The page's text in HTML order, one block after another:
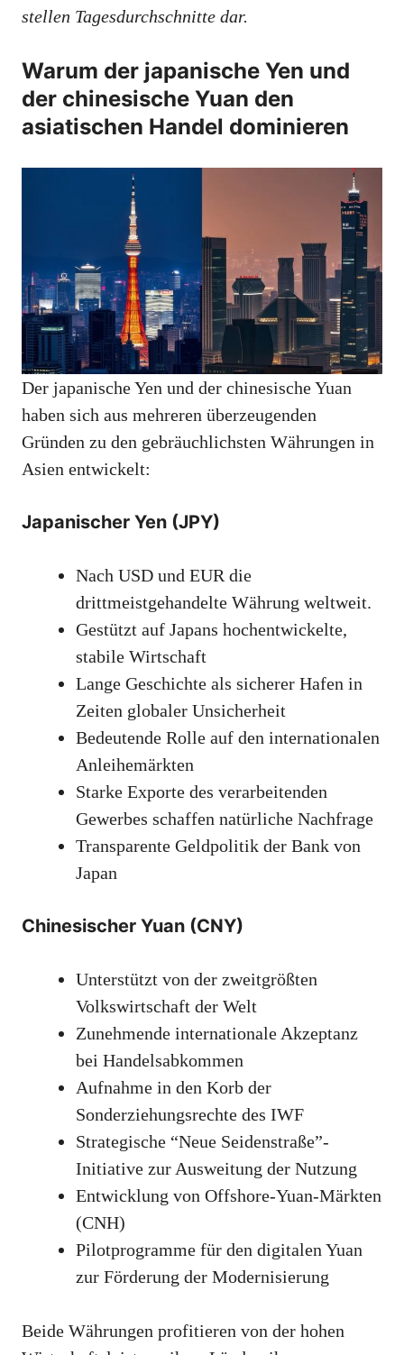
stellen Tagesdurchschnitte dar.
Warum der japanische Yen und
der chinesische Yuan den
asiatischen Handel dominieren
Der japanische Yen und der chinesische Yuan
haben sich aus mehreren überzeugenden
Gründen zu den gebräuchlichsten Währungen in
Asien entwickelt:
Japanischer Yen (JPY)
Nach USD und EUR die
drittmeistgehandelte Währung weltweit.
Gestützt auf Japans hochentwickelte,
stabile Wirtschaft
Lange Geschichte als sicherer Hafen in
Zeiten globaler Unsicherheit
Bedeutende Rolle auf den internationalen
Anleihemärkten
Starke Exporte des verarbeitenden
Gewerbes schaffen natürliche Nachfrage
Transparente Geldpolitik der Bank von
Japan
Chinesischer Yuan (CNY)
Unterstützt von der zweitgrößten
Volkswirtschaft der Welt
Zunehmende internationale Akzeptanz
bei Handelsabkommen
Aufnahme in den Korb der
Sonderziehungsrechte des IWF
Strategische “Neue Seidenstraße”-
Initiative zur Ausweitung der Nutzung
Entwicklung von Offshore-Yuan-Märkten
(CNH)
Pilotprogramme für den digitalen Yuan
zur Förderung der Modernisierung
Beide Währungen profitieren von der hohen